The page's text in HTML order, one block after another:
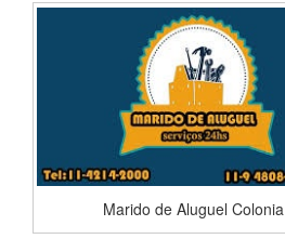
Marido de Aluguel Colonia